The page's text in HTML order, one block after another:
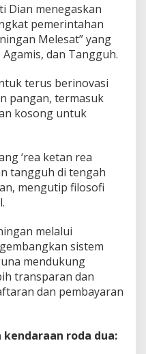
Dian menegaskan
pemerintahan
Melesat” yang
dan Tangguh.
terus berinovasi
pangan, termasuk
kosong untuk
‘rea ketan rea
tangguh di tengah
mengutip filosofi
melalui
sistem
mendukung
transparan dan
dan pembayaran
roda dua: